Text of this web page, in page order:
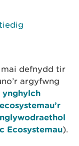
mai defnydd tir
argyfwng
ynghylch
Ecosystemau).